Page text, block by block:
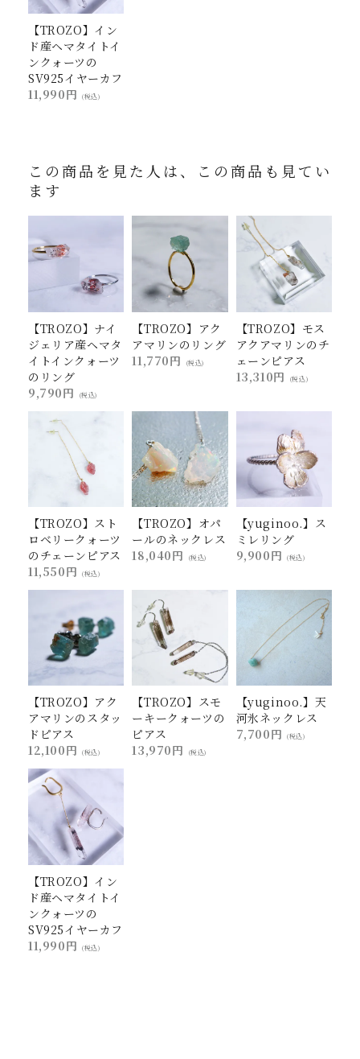
【TROZO】イン
ド産ヘマタイトイ
ンクォーツの
SV925イヤーカフ
11,990円
(税込)
この商品を見た人は、この商品も見てい
ます
【TROZO】ナイ
ジェリア産ヘマタ
イトインクォーツ
のリング
9,790円
(税込)
【TROZO】アク
アマリンのリング
11,770円
(税込)
【TROZO】モス
アクアマリンのチ
ェーンピアス
13,310円
(税込)
【TROZO】スト
ロベリークォーツ
のチェーンピアス
11,550円
(税込)
【TROZO】オパ
ールのネックレス
18,040円
(税込)
【yuginoo.】ス
ミレリング
9,900円
(税込)
【TROZO】アク
アマリンのスタッ
ドピアス
12,100円
(税込)
【TROZO】スモ
ーキークォーツの
ピアス
13,970円
(税込)
【yuginoo.】天
河氷ネックレス
7,700円
(税込)
【TROZO】イン
ド産ヘマタイトイ
ンクォーツの
SV925イヤーカフ
11,990円
(税込)